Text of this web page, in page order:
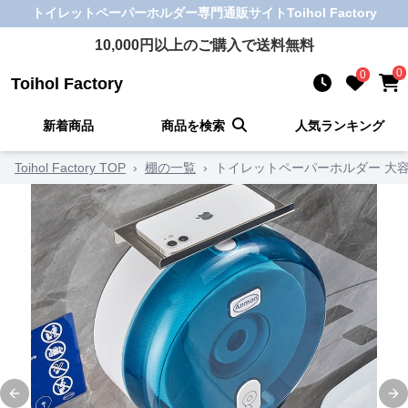
トイレットペーパーホルダー専門通販サイトToihol Factory
10,000円以上のご購入で送料無料
Toihol Factory 0 0
新着商品 商品を検索 人気ランキング
Toihol Factory TOP › 棚の一覧 › トイレットペーパーホルダー 大
Previous slide